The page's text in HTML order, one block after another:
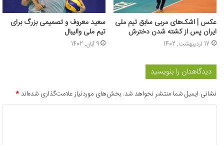
عکس | اشک‌های مربی سابق تیم ملی
ایران پس از کشته شدن دخترش
17 اردیبهشت, 1402
سعید معروف و تصمیمی بزرگ برای
تیم ملی والیبال
9 آبان, 1402
دیدگاهتان را بنویسید
نشانی ایمیل شما منتشر نخواهد شد. بخش‌های موردنیاز علامت‌گذاری شده‌اند*